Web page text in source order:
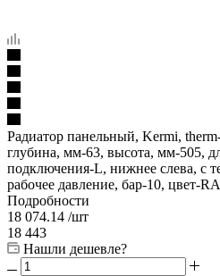
Радиатор панельный, Kermi,
глубина, мм-63, высота, мм-505,
подключения-L, нижнее слева, с
рабочее давление, бар-10, цвет-
Подробности
18 074.14 /шт
18 443
Нашли дешевле?